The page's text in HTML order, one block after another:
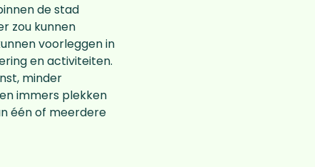
de stad
zou kunnen
voorleggen in
en activiteiten.
minder
immers plekken
één of meerdere